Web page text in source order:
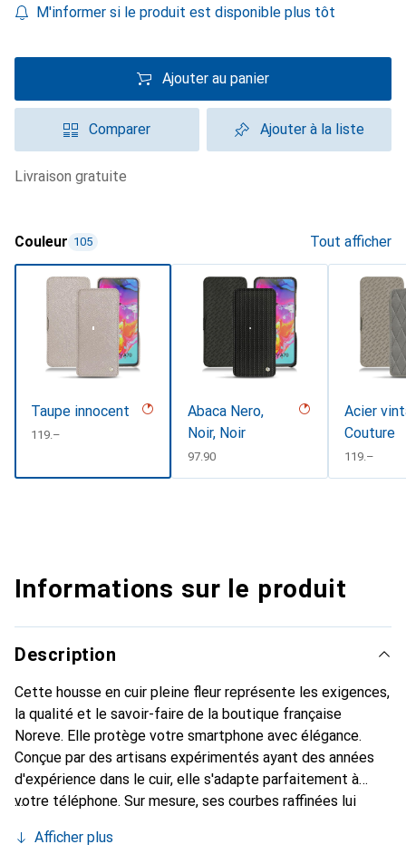
M'informer si le produit est disponible plus tôt
Ajouter au panier
Comparer Ajouter à la liste
livraison gratuite
Couleur 105 Tout afficher
Taupe innocent
CHF
119.–
Abaca Nero,
Noir, Noir
CHF
97.90
Acier
Couture
CHF
119.–
Informations sur le produit
Description
Cette housse en cuir pleine fleur représente les exigences,
la qualité et le savoir-faire de la boutique française
Noreve. Elle protège votre smartphone avec élégance.
Conçue par des artisans expérimentés ayant des années
d'expérience dans le cuir, elle s'adapte parfaitement à
votre téléphone. Sur mesure, ses courbes raffinées lui
l'accessoire chic et indispensable pour votre smartphone.
Afficher plus